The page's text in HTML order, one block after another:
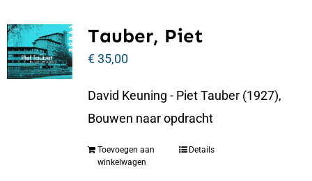
Tauber, Piet
€35,00
David Keuning - Piet Tauber (1927),
Bouwen naar opdracht
Toevoegen aan
winkelwagen
Details